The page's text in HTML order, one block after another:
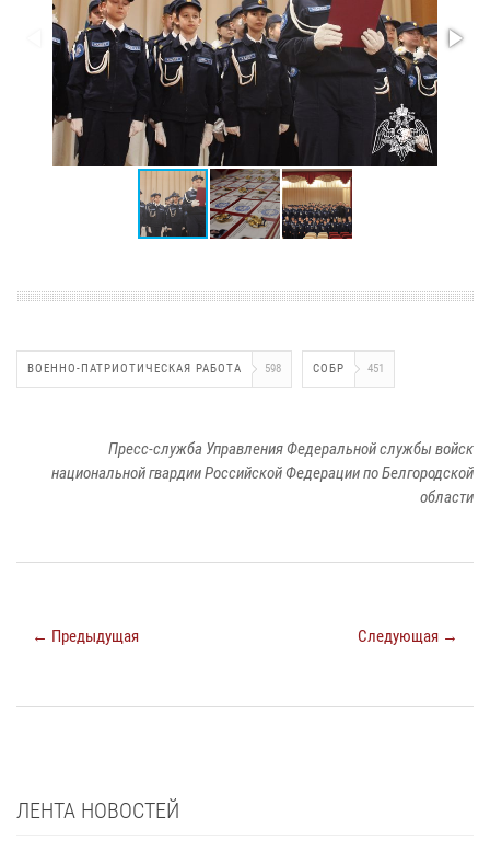
ВОЕННО-ПАТРИОТИЧЕСКАЯ РАБОТА 598 СОБР 451
Пресс-служба Управления Федеральной службы войск
национальной гвардии Российской Федерации по Белгородской
области
← Предыдущая Следующая →
ЛЕНТА НОВОСТЕЙ